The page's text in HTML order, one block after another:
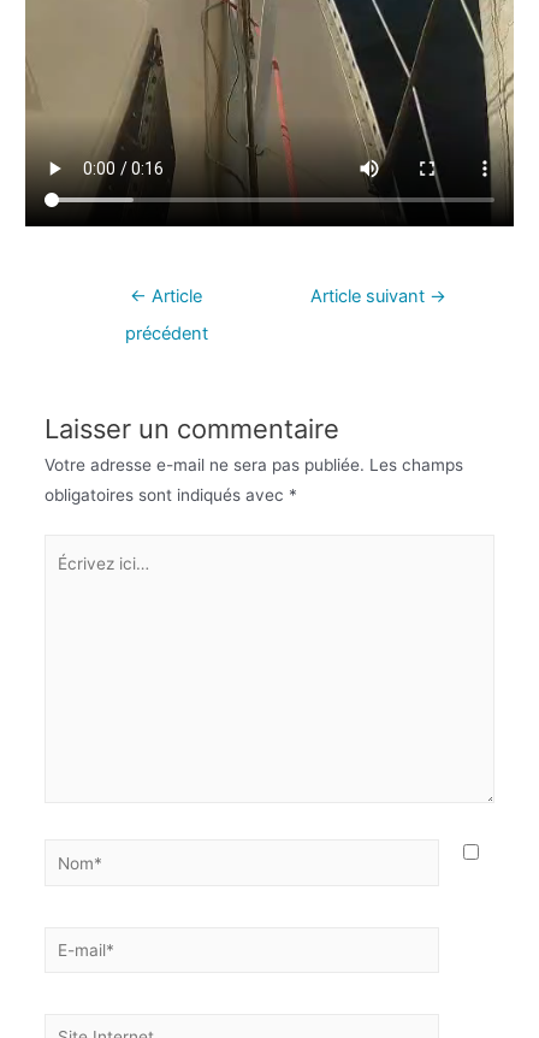
← Article
précédent
Article suivant →
Laisser un commentaire
Votre adresse e-mail ne sera pas publiée. Les champs
obligatoires sont indiqués avec *